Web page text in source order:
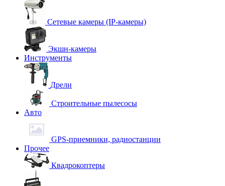
Сетевые камеры (IP-камеры)
Экшн-камеры
Инструменты
Дрели
Строительные пылесосы
Авто
GPS-приемники, радиостанции
Прочее
Квадрокоптеры